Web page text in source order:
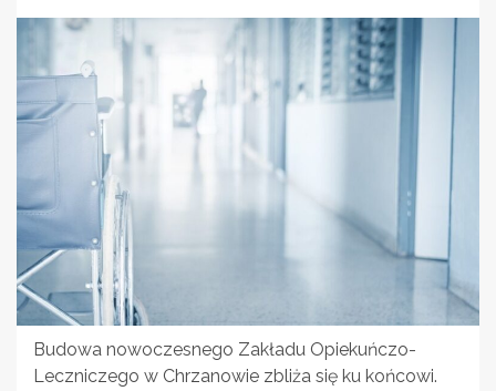
Budowa nowoczesnego Zakładu Opiekuńczo-
Leczniczego w Chrzanowie zbliża się ku końcowi.